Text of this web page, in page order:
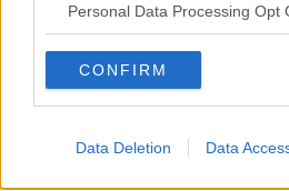
Personal Data Processing Opt
CONFIRM
Data Deletion Data
Ursprungligen postat avDimone
hon har inte sagt att hon gjorde
pappa..
aftonbladet har vänt orden (som